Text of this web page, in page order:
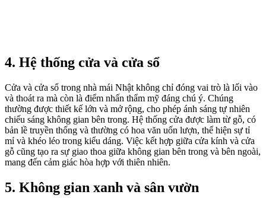
4. Hệ thống cửa và cửa sổ
Cửa và cửa sổ trong nhà mái Nhật không chỉ đóng vai trò là lối vào
và thoát ra mà còn là điểm nhấn thẩm mỹ đáng chú ý. Chúng
thường được thiết kế lớn và mở rộng, cho phép ánh sáng tự nhiên
chiếu sáng không gian bên trong. Hệ thống cửa được làm từ gỗ, có
bản lề truyền thống và thường có hoa văn uốn lượn, thể hiện sự tỉ
mỉ và khéo léo trong kiểu dáng. Việc kết hợp giữa cửa kính và cửa
gỗ cũng tạo ra sự giao thoa giữa không gian bên trong và bên ngoài,
mang đến cảm giác hòa hợp với thiên nhiên.
5. Không gian xanh và sân vườn